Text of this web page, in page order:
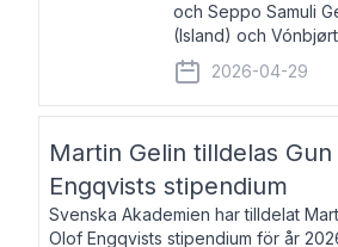
och Seppo Samuli
(Island) och
läser ur sina verk
John Swedenmark.
färöiska, isländska
2026-04-29
Martin Gelin tilldelas
Engqvists stipendium
Svenska Akademien har tilldelat
Olof Engqvists stipendium för år